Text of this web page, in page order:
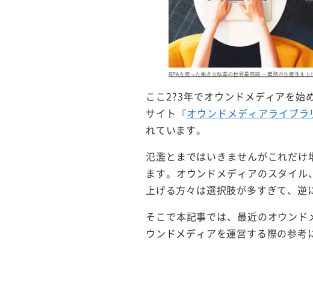
ここ2?3年でオウンドメディアを始
サイト『オウンドメディアライブラ
れています。
氾濫とまではいきませんがこれだ
ます。オウンドメディアのスタイ
上げる方々は選択肢が多すぎて、逆
そこで本記事では、最近のオウン
ウンドメディアを運営する際の参考